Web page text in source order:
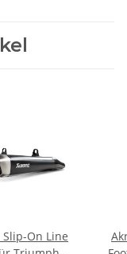
On Line